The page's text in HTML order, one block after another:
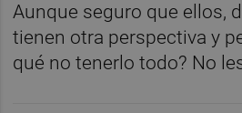
Aunque seguro que ellos,
tienen otra perspectiva y
qué no tenerlo todo? No